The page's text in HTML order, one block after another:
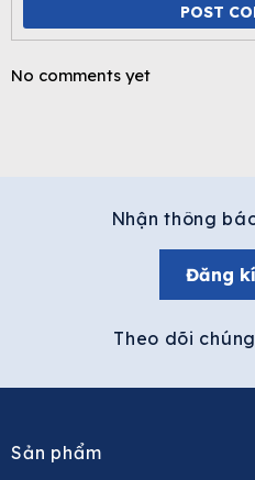
POST
No comments yet
Nhận thông
Đăng
Theo dõi
Sản phẩm